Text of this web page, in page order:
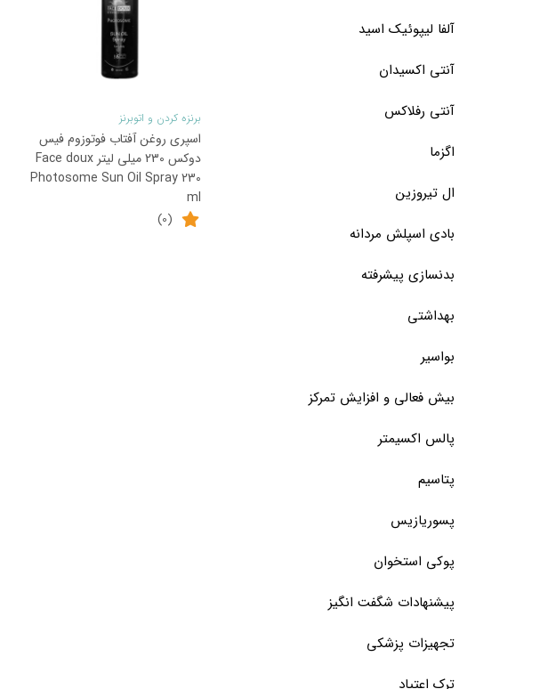
آلفا لیپوئیک اسید
آنتی اکسیدان
آنتی رفلاکس
اگزما
ال تیروزین
بادی اسپلش مردانه
بدنسازی پیشرفته
بهداشتی
بواسیر
بیش فعالی و افزایش تمرکز
پالس اکسیمتر
پتاسیم
پسوریازیس
پوکی استخوان
پیشنهادات شگفت انگیز
تجهیزات پزشکی
ترک اعتیاد
برنزه کردن و اتوبرنز
اسپری روغن آفتاب فوتوزوم فیس
دوکس 230 میلی لیتر Face doux
Photosome Sun Oil Spray 230
ml
(0)